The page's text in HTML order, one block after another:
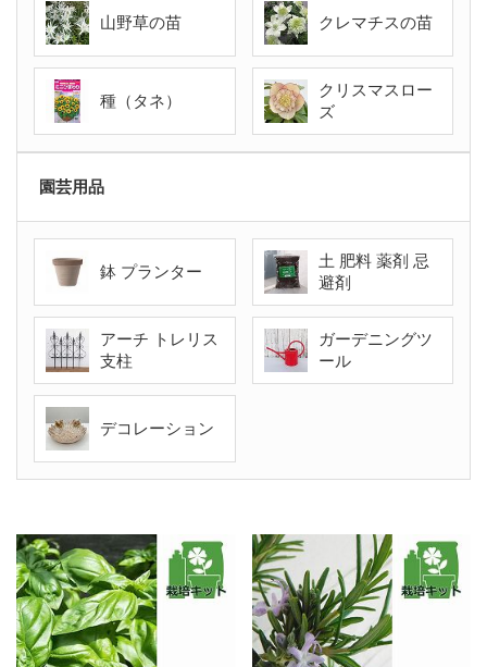
山野草の苗 クレマチスの苗
種（タネ）
クリスマスロー
ズ
園芸用品
鉢 プランター
土 肥料 薬剤 忌
避剤
アーチ トレリス
支柱
ガーデニングツ
ール
デコレーション